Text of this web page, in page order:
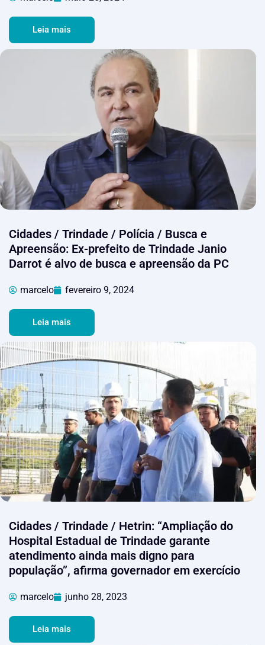
Leia mais
Cidades / Trindade / Polícia / Busca e
Apreensão: Ex-prefeito de Trindade Janio
Darrot é alvo de busca e apreensão da PC
marcelo fevereiro 9, 2024
Leia mais
Cidades / Trindade / Hetrin: “Ampliação do
Hospital Estadual de Trindade garante
atendimento ainda mais digno para
população”, afirma governador em exercício
marcelo junho 28, 2023
Leia mais